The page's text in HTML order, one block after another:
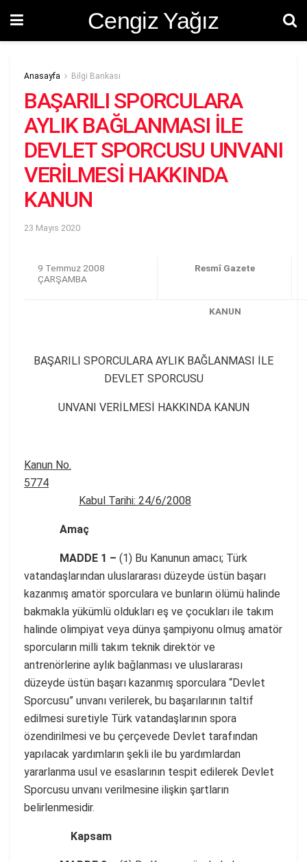
Cengiz Yağız
Anasayfa Bilgi Bankası
BAŞARILI SPORCULARA
AYLIK BAĞLANMASI İLE
DEVLET SPORCUSU UNVANI
VERİLMESİ HAKKINDA
KANUN
23 Mayıs 2020
9 Temmuz 2008
ÇARŞAMBA
Resmî Gazete
KANUN
BAŞARILI SPORCULARA AYLIK BAĞLANMASI İLE
DEVLET SPORCUSU
UNVANI VERİLMESİ HAKKINDA KANUN
Kanun No.
5774
Kabul Tarihi: 24/6/2008
Amaç
MADDE 1 – (1) Bu Kanunun amacı; Türk
vatandaşlarından uluslararası düzeyde üstün başarı
kazanmış amatör sporculara ve bunların ölümü halinde
bakmakla yükümlü oldukları eş ve çocukları ile takım
halinde olimpiyat veya dünya şampiyonu olmuş amatör
sporcuların milli takım teknik direktör ve
antrenörlerine aylık bağlanması ve uluslararası
düzeyde üstün başarı kazanmış sporculara “Devlet
Sporcusu” unvanı verilerek, bu başarılarının taltif
edilmesi suretiyle Türk vatandaşlarının spora
özendirilmesi ve bu çerçevede Devlet tarafından
yapılacak yardımların şekli ile bu yardımlardan
yararlanma usul ve esaslarının tespit edilerek Devlet
Sporcusu unvanı verilmesine ilişkin şartların
belirlenmesidir.
Kapsam